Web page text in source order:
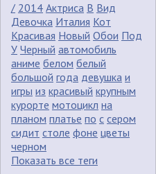
/ 2014 Актриса В Вид
Девочка Италия Кот
Красивая Новый Обои Под
У Черный автомобиль
аниме белом белый
большой года девушка и
игры из красивый крупным
курорте мотоцикл на
планом платье по с сером
сидит столе фоне цветы
черном
Показать все теги